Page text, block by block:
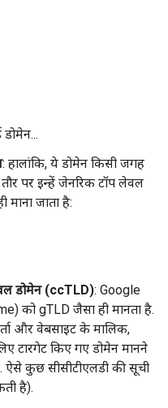
: हालांकि, ये डोमेन किसी जगह
पर इन्हें जेनरिक टॉप लेवल
माना जाता है:
डोमेन (ccTLD): Google
को gTLD जैसा ही मानता है.
और वेबसाइट के मालिक,
टारगेट किए गए डोमेन मानने
ऐसे कुछ सीसीटीएलडी की सूची
है).